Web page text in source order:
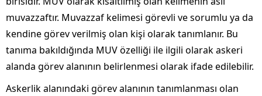
muvazzaftır. Muvazzaf kelimesi görevli ve sorumlu ya da
kendine görev verilmiş olan kişi olarak tanımlanır. Bu
tanıma bakıldığında MUV özelliği ile ilgili olarak askeri
alanda görev alanının belirlenmesi olarak ifade edilebilir.
Askerlik alanındaki görev alanının tanımlanması olan